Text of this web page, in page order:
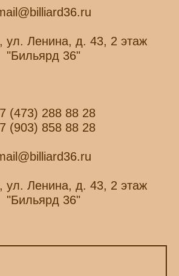
ул. Ленина, д. 43, 2 этаж
"Бильярд 36"
(473) 288 88 28
(903) 858 88 28
ул. Ленина, д. 43, 2 этаж
"Бильярд 36"